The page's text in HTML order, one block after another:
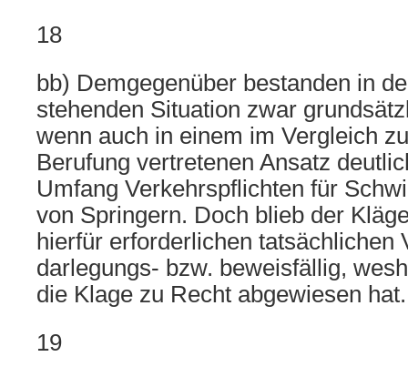
18
bb) Demgegenüber bestanden in
stehenden Situation zwar
wenn auch in einem im Vergleich
Berufung vertretenen Ansatz
Umfang Verkehrspflichten für
von Springern. Doch blieb der
hierfür erforderlichen tatsächlichen
darlegungs- bzw. beweisfällig,
die Klage zu Recht abgewiesen hat.
19